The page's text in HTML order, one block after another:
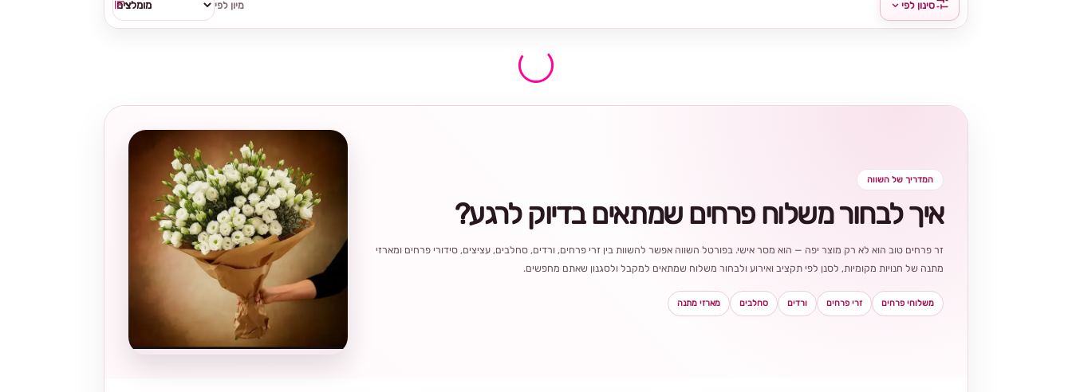
מיון לפי סינון לפי
המדריך של השווה
איך לבחור משלוח פרחים שמתאים בדיוק לרגע?
זר פרחים טוב הוא לא רק מוצר יפה — הוא מסר אישי. בפורטל השווה אפשר להשוות בין זרי פרחים, ורדים, סחלבים, עציצים, סידורי פרחים ומארזי
מתנה של חנויות מקומיות, לסנן לפי תקציב ואירוע ולבחור משלוח שמתאים למקבל ולסגנון שאתם מחפשים.
משלוחי פרחים זרי פרחים ורדים סחלבים מארזי מתנה